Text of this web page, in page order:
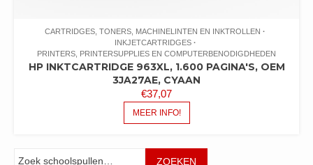
CARTRIDGES, TONERS, MACHINELINTEN EN INKTROLLEN
INKJETCARTRIDGES
PRINTERS, PRINTERSUPPLIES EN COMPUTERBENODIGDHEDEN
HP INKTCARTRIDGE 963XL, 1.600 PAGINA'S, OEM
3JA27AE, CYAAN
€37,07
MEER INFO!
Zoeken
ZOEKEN